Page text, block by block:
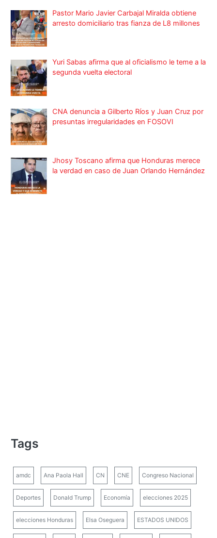
Pastor Mario Javier Carbajal Miralda obtiene
arresto domiciliario tras fianza de L8 millones
Yuri Sabas afirma que al oficialismo le teme a la
segunda vuelta electoral
CNA denuncia a Gilberto Ríos y Juan Cruz por
presuntas irregularidades en FOSOVI
Jhosy Toscano afirma que Honduras merece
la verdad en caso de Juan Orlando Hernández
Tags
amdc Ana Paola Hall CN CNE Congreso Nacional
Deportes Donald Trump Economía elecciones 2025
elecciones Honduras Elsa Oseguera ESTADOS UNIDOS